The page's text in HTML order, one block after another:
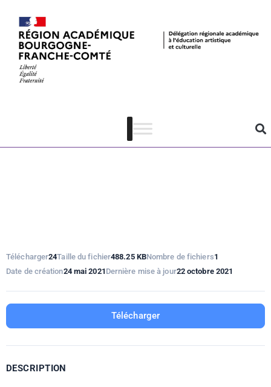
Jeunes en
librairie –
plaquette de
Télécharger24Taille du fichier488.25 KBNombre de fichiers1
Date de création24 mai 2021 Dernière mise à jour22 octobre 2021
Télécharger
DESCRIPTION